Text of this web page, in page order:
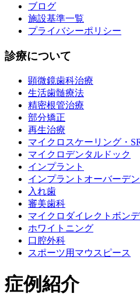
ブログ
施設基準一覧
プライバシーポリシー
診療について
顕微鏡歯科治療
生活歯髄療法
精密根管治療
部分矯正
再生治療
マイクロスケーリング・
マイクロデンタルドック
インプラント
インプラントオーバーデ
入れ歯
審美歯科
マイクロダイレクトボン
ホワイトニング
口腔外科
スポーツ用マウスピース
症例紹介